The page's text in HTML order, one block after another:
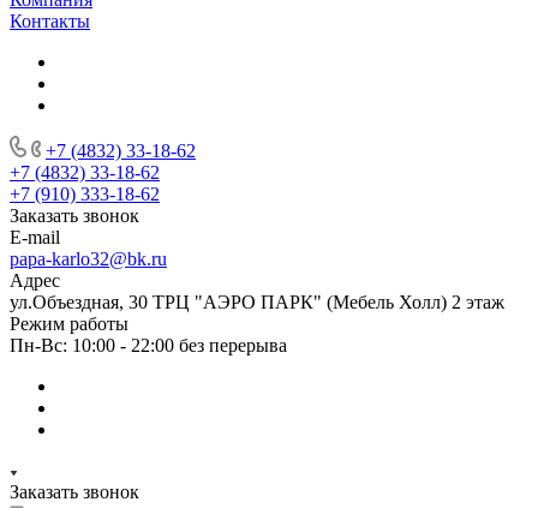
Контакты
+7 (4832) 33-18-62
+7 (4832) 33-18-62
+7 (910) 333-18-62
Заказать звонок
E-mail
papa-karlo32@bk.ru
Адрес
ул.Объездная, 30 ТРЦ "АЭРО ПАРК" (Мебель Холл) 2 этаж
Режим работы
Пн-Вс: 10:00 - 22:00 без перерыва
Заказать звонок